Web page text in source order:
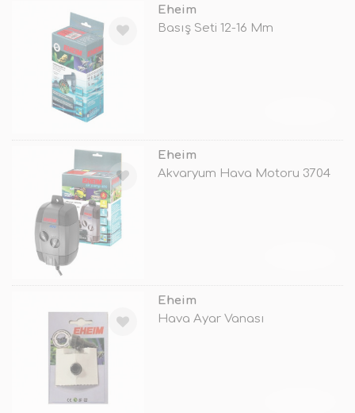
Eheim
Basış Seti 12-16 Mm
Eheim
Akvaryum Hava Motoru 3704
Eheim
Hava Ayar Vanası